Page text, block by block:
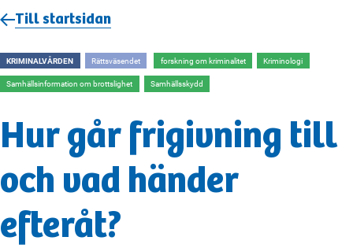
Till startsidan
KRIMINALVÅRDEN Rättsväsendet forskning om kriminalitet Kriminologi
Samhällsinformation om brottslighet Samhällsskydd
Hur går frigivning till
och vad händer
efteråt?